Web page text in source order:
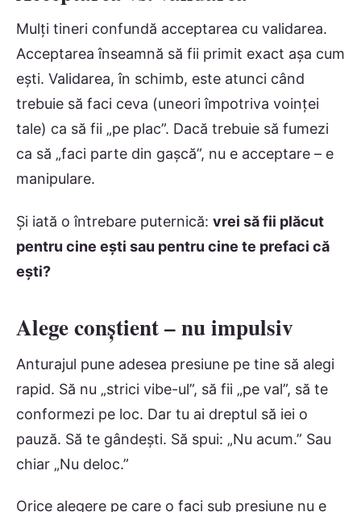
Mulți tineri confundă acceptarea cu validarea.
Acceptarea înseamnă să fii primit exact așa cum
ești. Validarea, în schimb, este atunci când
trebuie să faci ceva (uneori împotriva voinței
tale) ca să fii „pe plac”. Dacă trebuie să fumezi
ca să „faci parte din gașcă”, nu e acceptare – e
manipulare.
Și iată o întrebare puternică: vrei să fii plăcut
pentru cine ești sau pentru cine te prefaci că
ești?
Alege conștient – nu impulsiv
Anturajul pune adesea presiune pe tine să alegi
rapid. Să nu „strici vibe-ul”, să fii „pe val”, să te
conformezi pe loc. Dar tu ai dreptul să iei o
pauză. Să te gândești. Să spui: „Nu acum.” Sau
chiar „Nu deloc.”
Orice alegere pe care o faci sub presiune nu e